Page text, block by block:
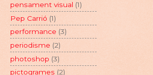
pensament visual (1)
Pep Carrió (1)
performance (3)
periodisme (2)
photoshop (3)
pictogrames (2)